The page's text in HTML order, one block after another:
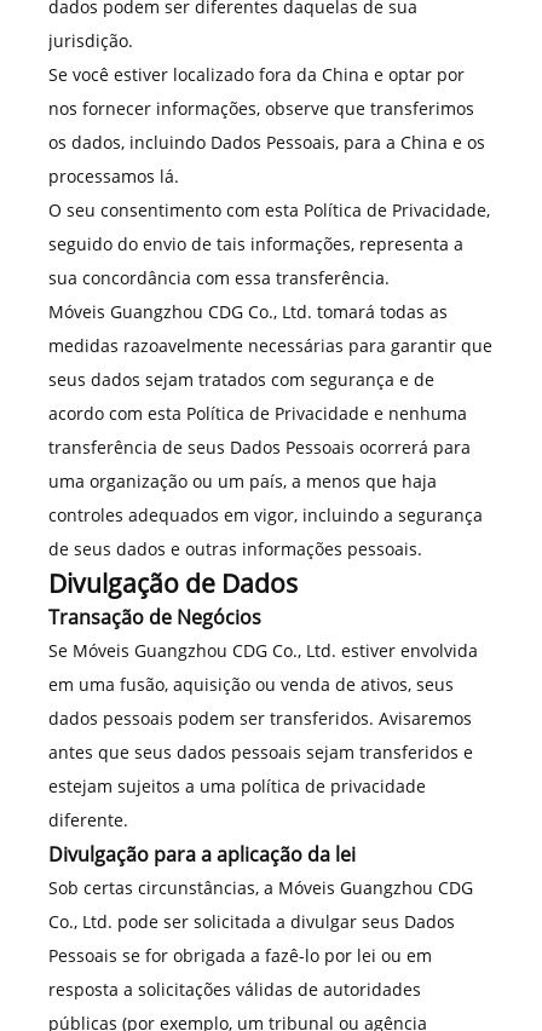
dados podem ser diferentes daquelas de sua
jurisdição.
Se você estiver localizado fora da China e optar por
nos fornecer informações, observe que transferimos
os dados, incluindo Dados Pessoais, para a China e os
processamos lá.
O seu consentimento com esta Política de Privacidade,
seguido do envio de tais informações, representa a
sua concordância com essa transferência.
Móveis Guangzhou CDG Co., Ltd. tomará todas as
medidas razoavelmente necessárias para garantir que
seus dados sejam tratados com segurança e de
acordo com esta Política de Privacidade e nenhuma
transferência de seus Dados Pessoais ocorrerá para
uma organização ou um país, a menos que haja
controles adequados em vigor, incluindo a segurança
de seus dados e outras informações pessoais.
Divulgação de Dados
Transação de Negócios
Se Móveis Guangzhou CDG Co., Ltd. estiver envolvida
em uma fusão, aquisição ou venda de ativos, seus
dados pessoais podem ser transferidos. Avisaremos
antes que seus dados pessoais sejam transferidos e
estejam sujeitos a uma política de privacidade
diferente.
Divulgação para a aplicação da lei
Sob certas circunstâncias, a Móveis Guangzhou CDG
Co., Ltd. pode ser solicitada a divulgar seus Dados
Pessoais se for obrigada a fazê-lo por lei ou em
resposta a solicitações válidas de autoridades
públicas (por exemplo, um tribunal ou agência